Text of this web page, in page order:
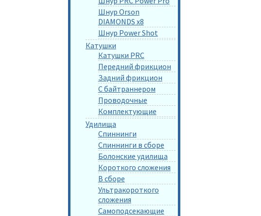
Шнур Orson
DIAMONDS x8
Шнур Power Shot
Катушки
Катушки PRC
Передний фрикцион
Задний фрикцион
С байтраннером
Проводочные
Комплектующие
Удилища
Спиннинги
Спиннинги в сборе
Болонские удилища
Короткого сложения
В сборе
Ультракороткого
сложения
Самоподсекающие